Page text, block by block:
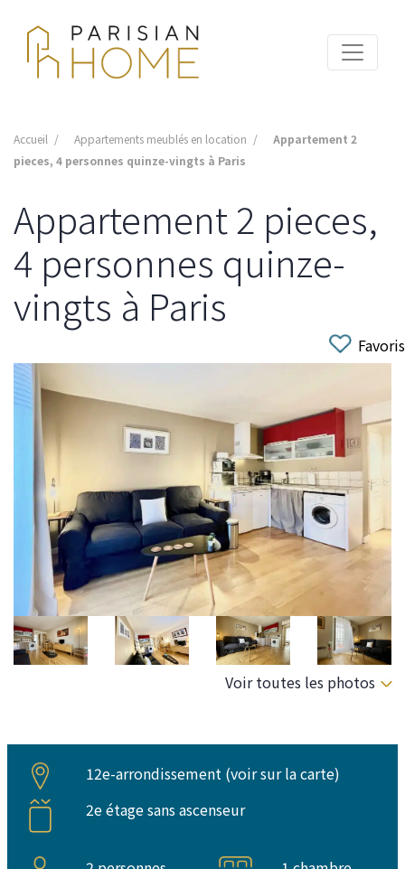
Accueil Appartements meublés en location
Appartement 2
pieces, 4 personnes quinze-vingts à Paris
Appartement 2 pieces,
4 personnes quinze-
vingts à Paris
Favoris
Voir toutes les photos
12e-arrondissement (voir sur la carte)
2e étage sans ascenseur